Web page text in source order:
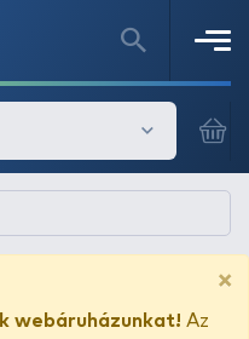
×
webáruházunkat! Az